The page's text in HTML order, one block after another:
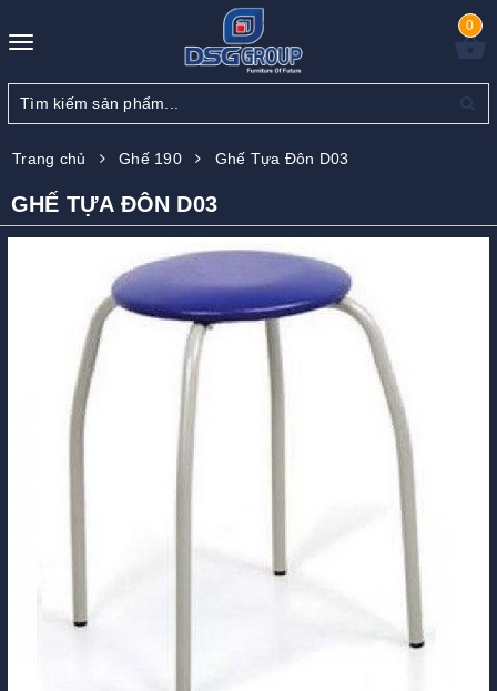
Toggle
0
Trang chủ Ghế 190 Ghế Tựa Đôn D03
GHẾ TỰA ĐÔN D03